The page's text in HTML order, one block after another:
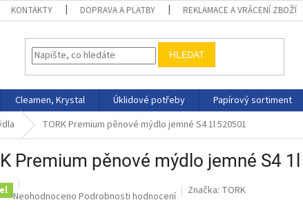
KONTAKTY DOPRAVA A PLATBY REKLAMACE A VRÁCENÍ ZBOŽÍ
HLEDAT
Cleamen, Krystal Úklidové potřeby Papírový sortiment
TORK Premium pěnové mýdlo jemné S4 1l 520501
Premium pěnové mýdlo jemné S4
Průměrné
Neohodnoceno Podrobnosti hodnocení Značka: TORK